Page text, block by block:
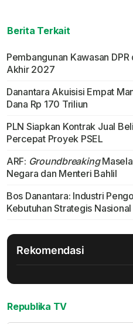
Berita Terkait
Pembangunan Kawasan
Akhir 2027
Danantara Akuisisi Empat
Dana Rp 170 Triliun
PLN Siapkan Kontrak Jual
Percepat Proyek PSEL
ARF: Groundbreaking
Negara dan Menteri Bahlil
Bos Danantara: Industri
Kebutuhan Strategis Nasional
Rekomendasi
Republika TV